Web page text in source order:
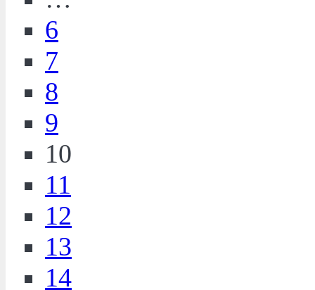
6
7
8
9
10
11
12
13
14